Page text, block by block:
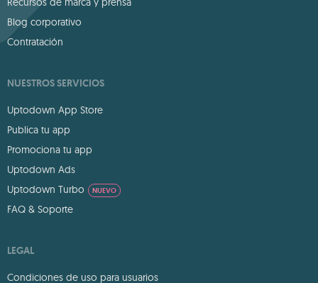
Blog corporativo
Contratación
NUESTROS SERVICIOS
Uptodown App Store
Publica tu app
Promociona tu app
Uptodown Ads
Uptodown Turbo
NUEVO
FAQ & Soporte
LEGAL
Condiciones de uso para usuarios